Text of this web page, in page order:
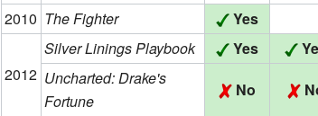
2010 The Fighter Yes
2012
Silver Linings Playbook Yes
Uncharted: Drake's
Fortune
No